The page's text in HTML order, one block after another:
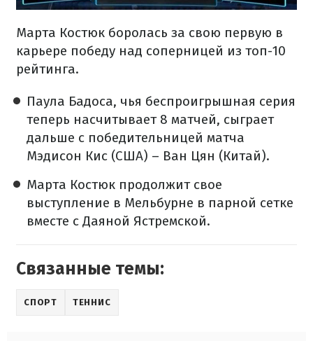
Марта Костюк боролась за свою первую в
карьере победу над соперницей из топ-10
рейтинга.
Паула Бадоса, чья беспроигрышная серия
теперь насчитывает 8 матчей, сыграет
дальше с победительницей матча
Мэдисон Кис (США) – Ван Цян (Китай).
Марта Костюк продолжит свое
выступление в Мельбурне в парной сетке
вместе с Даяной Ястремской.
Связанные темы:
СПОРТ ТЕННИС